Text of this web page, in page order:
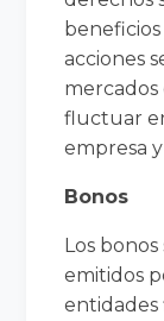
beneficios
acciones
mercados
fluctuar
empresa
Bonos
Los
emitidos
entidades